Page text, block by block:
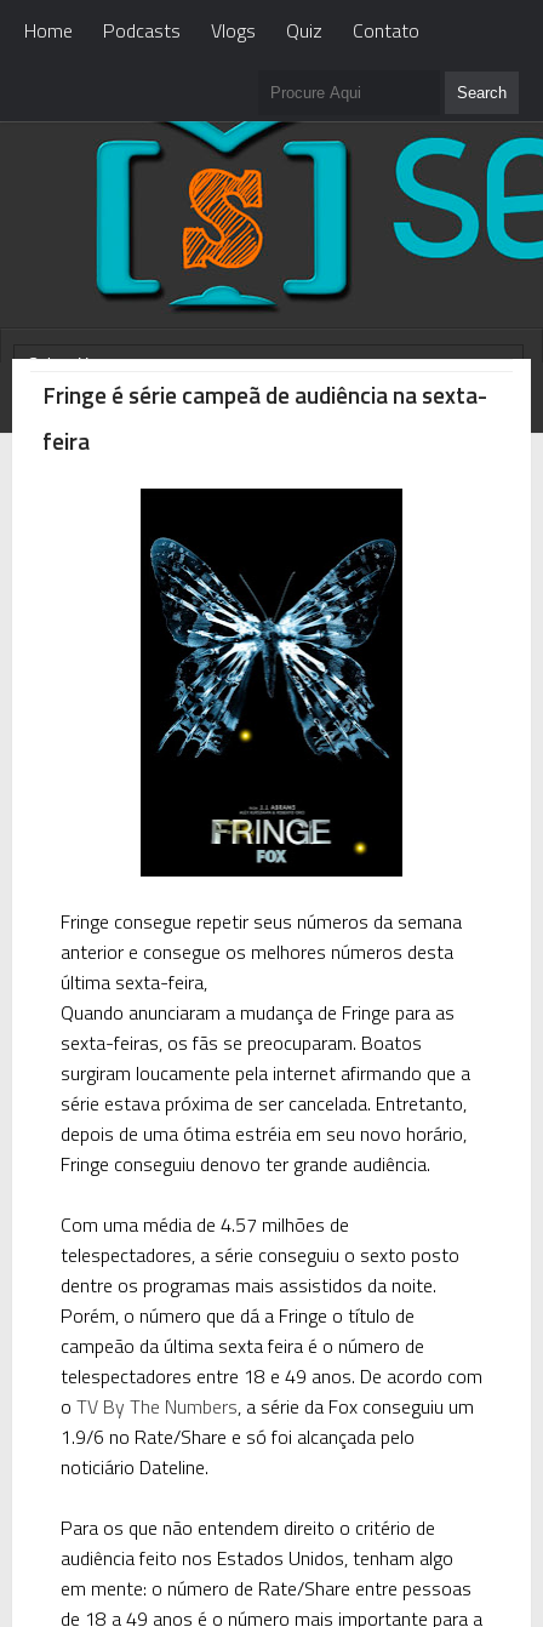
Home Podcasts Vlogs Quiz Contato
WHAT'S NEW? Loading...
Fringe é série campeã de audiência na sexta-
feira
Fringe consegue repetir seus números da semana
anterior e consegue os melhores números desta
última sexta-feira,
Quando anunciaram a mudança de Fringe para as
sexta-feiras, os fãs se preocuparam. Boatos
surgiram loucamente pela internet afirmando que a
série estava próxima de ser cancelada. Entretanto,
depois de uma ótima estréia em seu novo horário,
Fringe conseguiu denovo ter grande audiência.
Com uma média de 4.57 milhões de
telespectadores, a série conseguiu o sexto posto
dentre os programas mais assistidos da noite.
Porém, o número que dá a Fringe o título de
campeão da última sexta feira é o número de
telespectadores entre 18 e 49 anos. De acordo com
o TV By The Numbers, a série da Fox conseguiu um
1.9/6 no Rate/Share e só foi alcançada pelo
noticiário Dateline.
Para os que não entendem direito o critério de
audiência feito nos Estados Unidos, tenham algo
em mente: o número de Rate/Share entre pessoas
de 18 a 49 anos é o número mais importante para a